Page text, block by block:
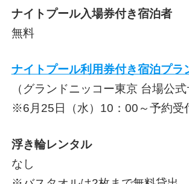
ナイトプール入場券付き宿泊者
無料
ナイトプール利用券付き宿泊プラ
（グランドニッコー東京 台場公式
※6月25日（水）10：00～予約受
浮き輪レンタル
なし